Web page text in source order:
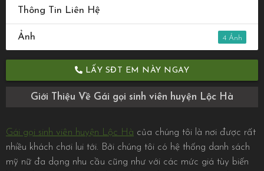
Thông Tin Liên Hệ
4
Ảnh
LẤY SĐT EM NÀY NGAY
Giới Thiệu Về Gái gọi sinh viên huyện Lộc Hà
Gái gọi sinh viên huyện Lộc Hà của chúng tôi là nơi được rất
nhiều khách chơi lui tới. Bởi chúng tôi có hệ thống danh sách
mỹ nữ đa dạng nhu cầu cũng như với các mức giá tùy biến